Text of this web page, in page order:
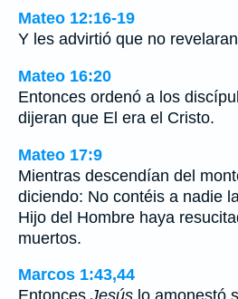
Mateo 12:16-19
Y les advirtió que no
Mateo 16:20
Entonces ordenó a los
dijeran que El era el Cristo.
Mateo 17:9
Mientras descendían del
diciendo: No contéis a nadie
Hijo del Hombre haya
muertos.
Marcos 1:43,44